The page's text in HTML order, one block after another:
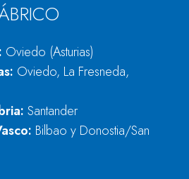
Oviedo (Asturias)
Oviedo, La Fresneda,
Santander
Bilbao y Donostia/San